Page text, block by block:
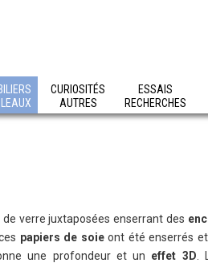
CURIOSITÉS
AUTRES
ESSAIS
RECHERCHES
verre juxtaposées enserrant des
papiers de soieont été enserrés et
une profondeur et un effet 3D .